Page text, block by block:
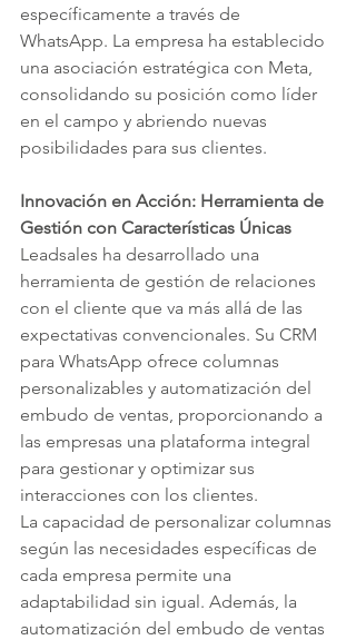
específicamente a través de
WhatsApp. La empresa ha establecido
una asociación estratégica con Meta,
consolidando su posición como líder
en el campo y abriendo nuevas
posibilidades para sus clientes.
Innovación en Acción: Herramienta de
Gestión con Características Únicas
Leadsales ha desarrollado una
herramienta de gestión de relaciones
con el cliente que va más allá de las
expectativas convencionales. Su CRM
para WhatsApp ofrece columnas
personalizables y automatización del
embudo de ventas, proporcionando a
las empresas una plataforma integral
para gestionar y optimizar sus
interacciones con los clientes.
La capacidad de personalizar columnas
según las necesidades específicas de
cada empresa permite una
adaptabilidad sin igual. Además, la
automatización del embudo de ventas